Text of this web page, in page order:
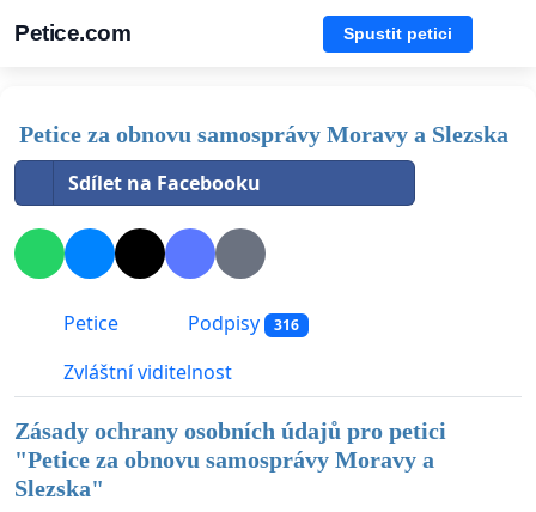
Petice.com Spustit petici
Petice za obnovu samosprávy Moravy a Slezska
Sdílet na Facebooku
Petice Podpisy 316
Zvláštní viditelnost
Zásady ochrany osobních údajů pro petici
"Petice za obnovu samosprávy Moravy a
Slezska"